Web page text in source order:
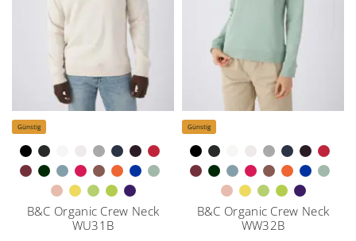
Günstig
B&C Organic Crew Neck
WU31B
Günstig
B&C Organic Crew Neck
WW32B